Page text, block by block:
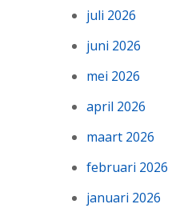
juli 2026
juni 2026
mei 2026
april 2026
maart 2026
februari 2026
januari 2026